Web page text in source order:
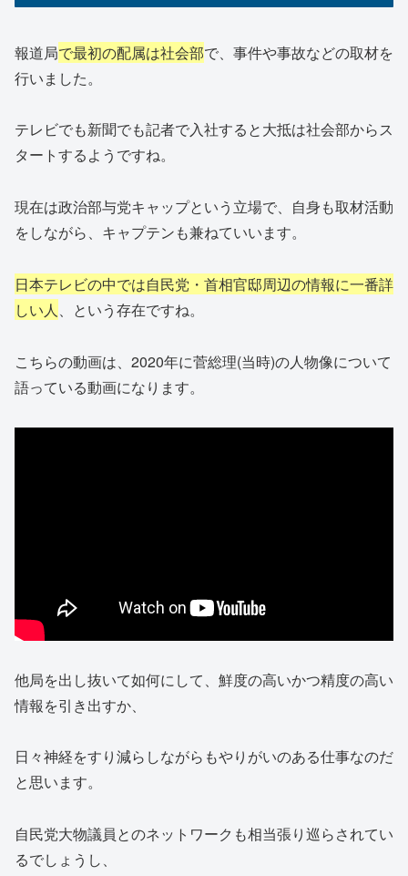
報道局で最初の配属は社会部で、事件や事故などの取材を
行いました。
テレビでも新聞でも記者で入社すると大抵は社会部からス
タートするようですね。
現在は政治部与党キャップという立場で、自身も取材活動
をしながら、キャプテンも兼ねていいます。
日本テレビの中では自民党・首相官邸周辺の情報に一番詳
しい人、という存在ですね。
こちらの動画は、2020年に菅総理(当時)の人物像について
語っている動画になります。
他局を出し抜いて如何にして、鮮度の高いかつ精度の高い
情報を引き出すか、
日々神経をすり減らしながらもやりがいのある仕事なのだ
と思います。
自民党大物議員とのネットワークも相当張り巡らされてい
るでしょうし、